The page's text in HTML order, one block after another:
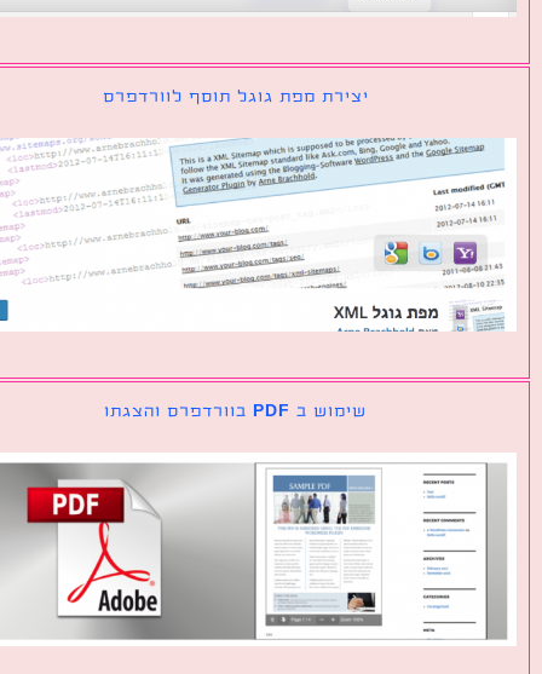
יצירת מפת גוגל תוסף לוורדפרס
שימוש ב PDF בוורדפרס והצגתו